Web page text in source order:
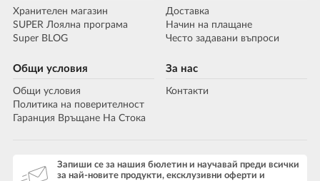
Хранителен магазин
SUPER Лоялна програма
Super BLOG
Доставка
Начин на плащане
Често задавани въпроси
Общи условия
Общи условия
Политика на поверителност
Гаранция Връщане На Стока
За нас
Контакти
Запиши се за нашия бюлетин и научавай преди всички
за най-новите продукти, ексклузивни оферти и